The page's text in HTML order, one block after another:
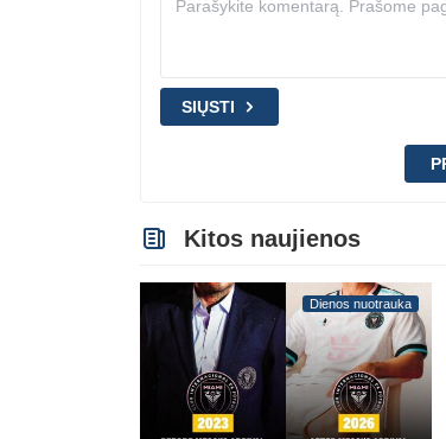
SIŲSTI
Kitos naujienos
Dienos nuotrauka